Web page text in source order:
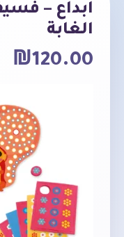
ابداع –
الغابة
₪120.00